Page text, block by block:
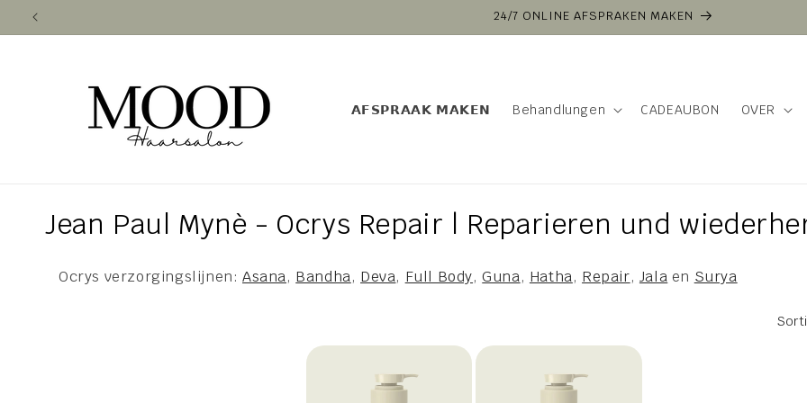
zum
Inhalt
VOOR 16:00 BESTELD VANDAAG VERZONDEN
𝗔𝗙𝗦𝗣𝗥𝗔𝗔𝗞 𝗠𝗔𝗞𝗘𝗡 Behandlungen CADEAUBON OVER
K
Jean Paul Mynè - Ocrys Repair | Reparieren und
Ocrys verzorgingslijnen:Asana, Bandha, Deva, Full Body,Guna, Hatha, Repair, Jala en Surya